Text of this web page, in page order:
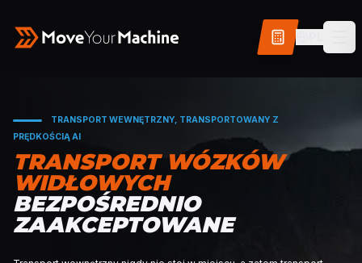
TRANSPORT WEWNĘTRZNY,
PRĘDKOŚCIĄ AI
TRANSPORT
WIDŁOWYCH